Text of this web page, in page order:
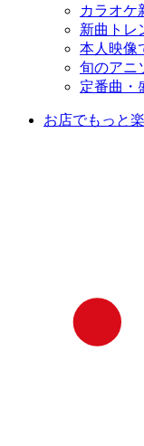
カラオケ
新曲トレ
本人映像
旬のアニ
定番曲・
お店でもっと